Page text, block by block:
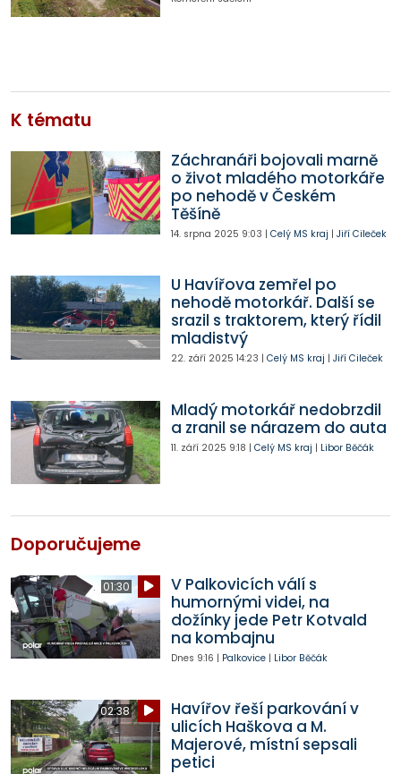
K tématu
Záchranáři bojovali marně
o život mladého motorkáře
po nehodě v Českém
Těšíně
14. srpna 2025 9:03 | Celý MS kraj | Jiří Cileček
U Havířova zemřel po
nehodě motorkář. Další se
srazil s traktorem, který řídil
mladistvý
22. září 2025 14:23 | Celý MS kraj | Jiří Cileček
Mladý motorkář nedobrzdil
a zranil se nárazem do auta
11. září 2025 9:18 | Celý MS kraj | Libor Běčák
Doporučujeme
01:30
V Palkovicích válí s
humornými videi, na
dožínky jede Petr Kotvald
na kombajnu
Dnes 9:16 | Palkovice| Libor Běčák
02:38
Havířov řeší parkování v
ulicích Haškova a M.
Majerové, místní sepsali
petici